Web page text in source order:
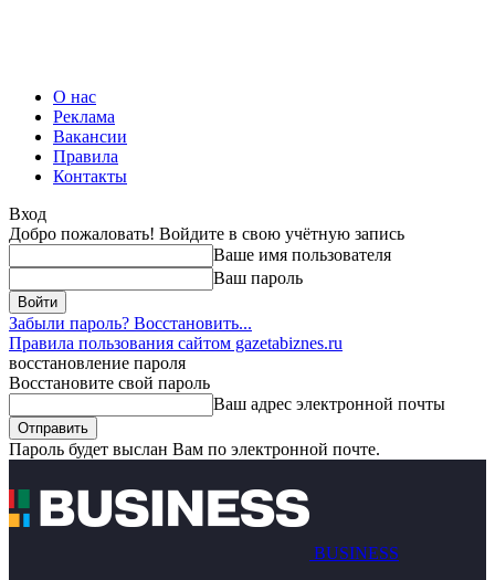
О нас
Реклама
Вакансии
Правила
Контакты
Вход
Добро пожаловать! Войдите в свою учётную запись
Ваше имя пользователя
Ваш пароль
Забыли пароль? Восстановить...
Правила пользования сайтом gazetabiznes.ru
восстановление пароля
Восстановите свой пароль
Ваш адрес электронной почты
Пароль будет выслан Вам по электронной почте.
BUSINESS